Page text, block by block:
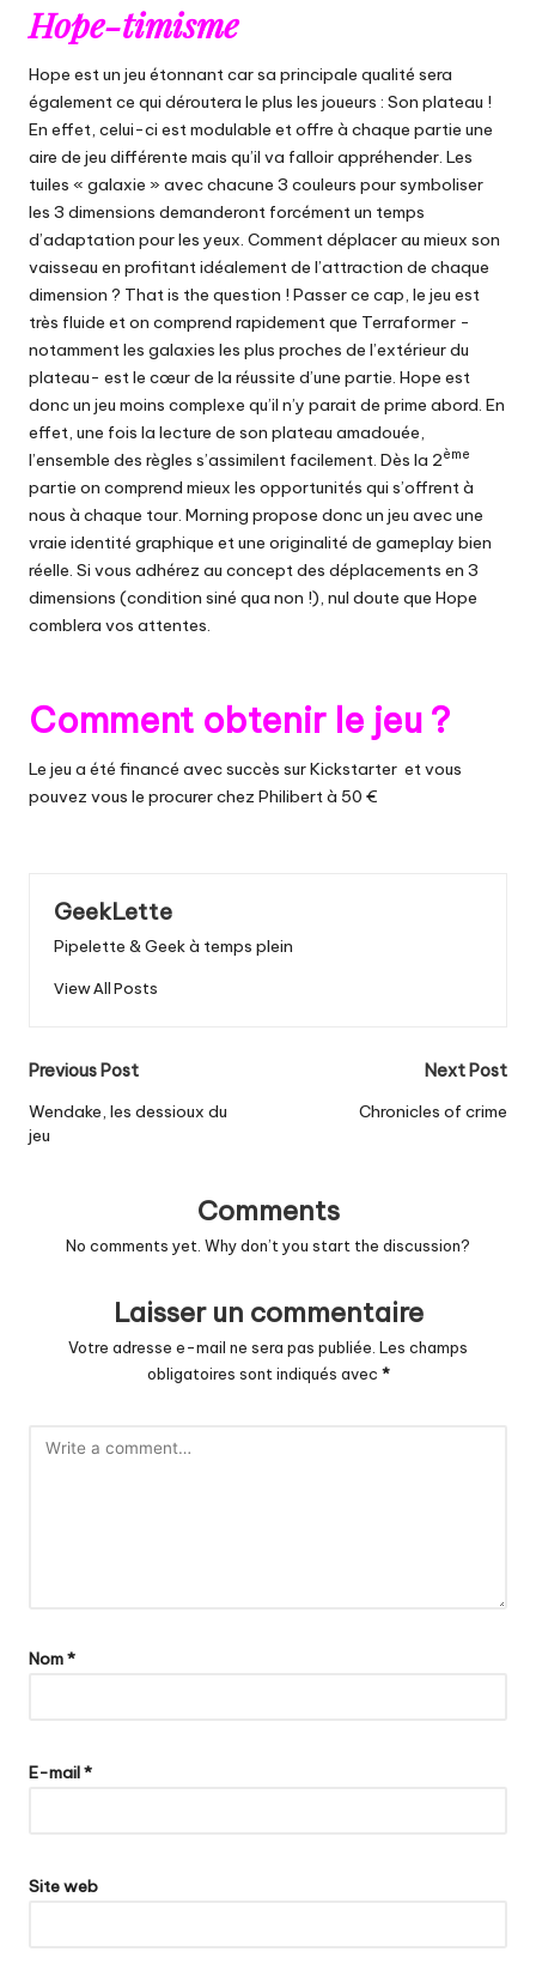
Hope-timisme
Hope est un jeu étonnant car sa principale qualité sera
également ce qui déroutera le plus les joueurs : Son plateau !
En effet, celui-ci est modulable et offre à chaque partie une
aire de jeu différente mais qu’il va falloir appréhender. Les
tuiles « galaxie » avec chacune 3 couleurs pour symboliser
les 3 dimensions demanderont forcément un temps
d’adaptation pour les yeux. Comment déplacer au mieux son
vaisseau en profitant idéalement de l’attraction de chaque
dimension ? That is the question ! Passer ce cap, le jeu est
très fluide et on comprend rapidement que Terraformer -
notamment les galaxies les plus proches de l’extérieur du
plateau- est le cœur de la réussite d’une partie. Hope est
donc un jeu moins complexe qu’il n’y parait de prime abord. En
effet, une fois la lecture de son plateau amadouée,
l’ensemble des règles s’assimilent facilement. Dès la 2ème
partie on comprend mieux les opportunités qui s’offrent à
nous à chaque tour. Morning propose donc un jeu avec une
vraie identité graphique et une originalité de gameplay bien
réelle. Si vous adhérez au concept des déplacements en 3
dimensions (condition siné qua non !), nul doute que Hope
comblera vos attentes.
Comment obtenir le jeu ?
Le jeu a été financé avec succès surKickstarter et vous
pouvez vous le procurer chez Philibert à 50 €
GeekLette
Pipelette & Geek à temps plein
View All Posts
Post
navigation
Previous Post
Wendake, les dessioux du
jeu
Next Post
Chronicles of crime
Comments
No comments yet. Why don’t you start the discussion?
Laisser un commentaire
Votre adresse e-mail ne sera pas publiée. Les champs
obligatoires sont indiqués avec *
Nom*
E-mail*
Site web